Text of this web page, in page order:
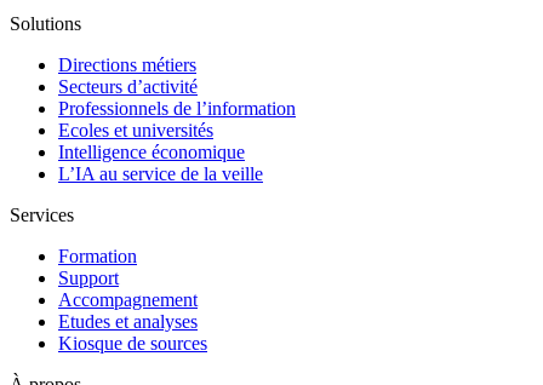
Solutions
Directions métiers
Secteurs d’activité
Professionnels de l’information
Ecoles et universités
Intelligence économique
L’IA au service de la veille
Services
Formation
Support
Accompagnement
Etudes et analyses
Kiosque de sources